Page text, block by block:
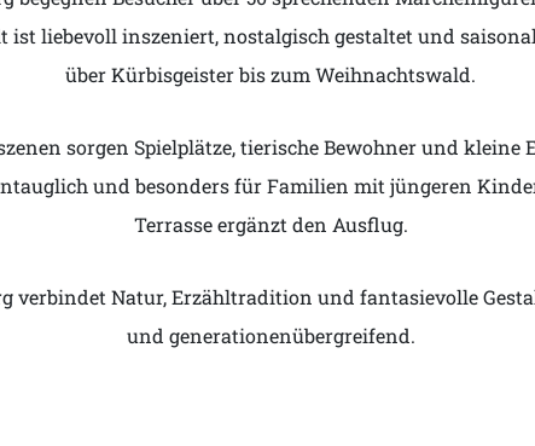
ist liebevoll inszeniert, nostalgisch gestaltet und
über Kürbisgeister bis zum Weihnachtswald.
sorgen Spielplätze, tierische Bewohner und kleine
und besonders für Familien mit jüngeren
Terrasse ergänzt den Ausflug.
verbindet Natur, Erzähltradition und fantasievolle
und generationenübergreifend.